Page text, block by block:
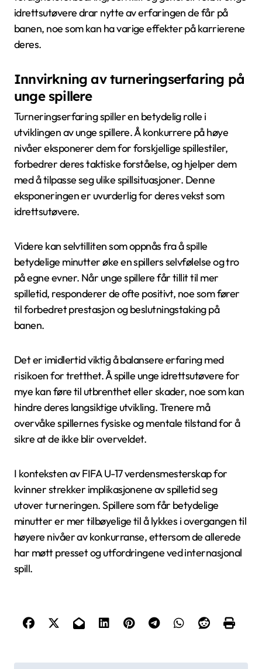
idrettsutøvere drar nytte av erfaringen de får på
banen, noe som kan ha varige effekter på karrierene
deres.
Innvirkning av turneringserfaring på
unge spillere
Turneringserfaring spiller en betydelig rolle i
utviklingen av unge spillere. Å konkurrere på høye
nivåer eksponerer dem for forskjellige spillestiler,
forbedrer deres taktiske forståelse, og hjelper dem
med å tilpasse seg ulike spillsituasjoner. Denne
eksponeringen er uvurderlig for deres vekst som
idrettsutøvere.
Videre kan selvtilliten som oppnås fra å spille
betydelige minutter øke en spillers selvfølelse og tro
på egne evner. Når unge spillere får tillit til mer
spilletid, responderer de ofte positivt, noe som fører
til forbedret prestasjon og beslutningstaking på
banen.
Det er imidlertid viktig å balansere erfaring med
risikoen for tretthet. Å spille unge idrettsutøvere for
mye kan føre til utbrenthet eller skader, noe som kan
hindre deres langsiktige utvikling. Trenere må
overvåke spillernes fysiske og mentale tilstand for å
sikre at de ikke blir overveldet.
I konteksten av FIFA U-17 verdensmesterskap for
kvinner strekker implikasjonene av spilletid seg
utover turneringen. Spillere som får betydelige
minutter er mer tilbøyelige til å lykkes i overgangen til
høyere nivåer av konkurranse, ettersom de allerede
har møtt presset og utfordringene ved internasjonal
spill.